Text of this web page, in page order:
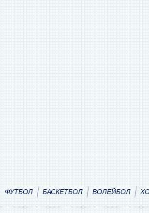
ФУТБОЛ БАСКЕТБОЛ ВОЛЕЙБОЛ